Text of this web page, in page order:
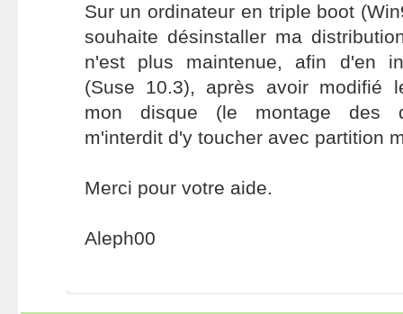
Sur un ordinateur en triple boot
souhaite désinstaller ma
n'est plus maintenue, afin d'en
(Suse 10.3), après avoir modifié
mon disque (le montage des
m'interdit d'y toucher avec partition
Merci pour votre aide.
Aleph00